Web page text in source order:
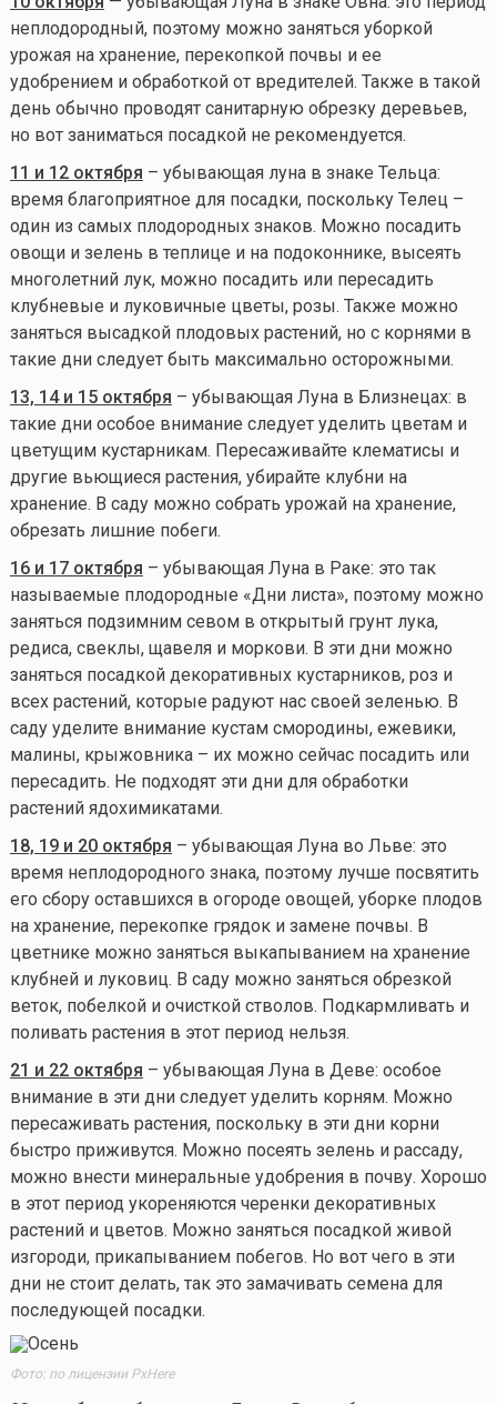
неплодородный, поэтому можно заняться уборкой
урожая на хранение, перекопкой почвы и ее
удобрением и обработкой от вредителей. Также в такой
день обычно проводят санитарную обрезку деревьев,
но вот заниматься посадкой не рекомендуется.
11 и 12 октября – убывающая луна в знаке Тельца:
время благоприятное для посадки, поскольку Телец –
один из самых плодородных знаков. Можно посадить
овощи и зелень в теплице и на подоконнике, высеять
многолетний лук, можно посадить или пересадить
клубневые и луковичные цветы, розы. Также можно
заняться высадкой плодовых растений, но с корнями в
такие дни следует быть максимально осторожными.
13, 14 и 15 октября – убывающая Луна в Близнецах: в
такие дни особое внимание следует уделить цветам и
цветущим кустарникам. Пересаживайте клематисы и
другие вьющиеся растения, убирайте клубни на
хранение. В саду можно собрать урожай на хранение,
обрезать лишние побеги.
16 и 17 октября – убывающая Луна в Раке: это так
называемые плодородные «Дни листа», поэтому можно
заняться подзимним севом в открытый грунт лука,
редиса, свеклы, щавеля и моркови. В эти дни можно
заняться посадкой декоративных кустарников, роз и
всех растений, которые радуют нас своей зеленью. В
саду уделите внимание кустам смородины, ежевики,
малины, крыжовника – их можно сейчас посадить или
пересадить. Не подходят эти дни для обработки
растений ядохимикатами.
18, 19 и 20 октября – убывающая Луна во Льве: это
время неплодородного знака, поэтому лучше посвятить
его сбору оставшихся в огороде овощей, уборке плодов
на хранение, перекопке грядок и замене почвы. В
цветнике можно заняться выкапыванием на хранение
клубней и луковиц. В саду можно заняться обрезкой
веток, побелкой и очисткой стволов. Подкармливать и
поливать растения в этот период нельзя.
21 и 22 октября – убывающая Луна в Деве: особое
внимание в эти дни следует уделить корням. Можно
пересаживать растения, поскольку в эти дни корни
быстро приживутся. Можно посеять зелень и рассаду,
можно внести минеральные удобрения в почву. Хорошо
в этот период укореняются черенки декоративных
растений и цветов. Можно заняться посадкой живой
изгороди, прикапыванием побегов. Но вот чего в эти
дни не стоит делать, так это замачивать семена для
последующей посадки.
Фото: по лицензии PxHere